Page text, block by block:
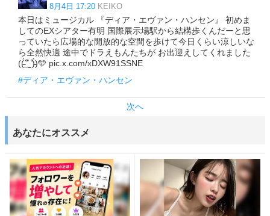
8月4日 17:20 KEIKO
本日はミュージカル 『ディア・エヴァン・ハンセン』 初めま
してのEXシアター有明 国際展示場駅から結構歩くんだーと思
っていたら広場的な開放的な空間を歩けて今日くらい涼しいな
ら全然快適 途中でドラえもんたちが お出迎えしてくれました
((̵̵́ ̆͒͟˚̩̭ ̆͒)̵̵̀)🩵 pic.x.com/xDXW91SSNE
#ディア・エヴァン・ハンセン
次へ
あなたにオススメ